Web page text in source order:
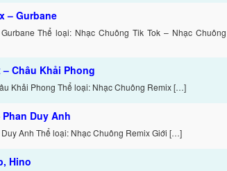
– Gurbane
Thể loại: Nhạc Chuông Tik Tok – Nhạc Chuông
Châu Khải Phong
Khải Phong Thể loại: Nhạc Chuông Remix […]
Duy Anh
Anh Thể loại: Nhạc Chuông Remix Giới […]
Hino